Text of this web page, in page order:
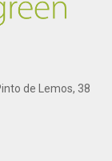
de Lemos, 38